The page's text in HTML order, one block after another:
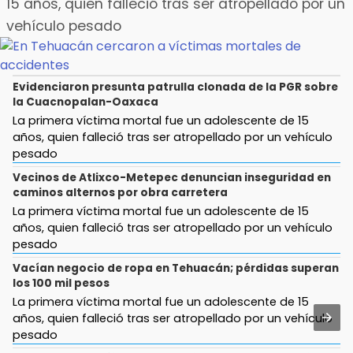
15:49
Indigna a madre de Karla Valeria publicación de
su yerno Yeudiel
15:19
Clausuran locales del mercado de
Huauchinango; locatarios exigen soluciones
14:55
Escuelas de Molcaxac y Tehuitzingo anuncian
inscripciones 2026-2027
14:49
Basura da mala imagen a la feria de San
Salvador El Seco
14:36
Inician las finales del Campeonato Nacional
Infantil, Juvenil y de Escaramuzas Puebla 2026
14:32
Aug 1 , 11:17
Buscan a Antonio Méndez tras hallar sin vida a
su hijastro en Atzitzihuacan
Aug 1 , 15:59
Muere hermano del alcalde durante maniobras
en carretera de Tlaxco
Aug 1 , 20:23
AMIZ cerró ciclo 2026 con prácticas militares
en selva de Veracruz
Aug 1 , 14:04
Protección Civil dictaminó seguro el mástil de
Los Voladores de Papantla en Izúcar de
Matamoros tras 24 de julio
Aug 2 , 12:34
Alumnos de la AMIZ Puebla son forzados a
reproducir violencias: activista
Aug 2 , 14:47
15 años, quien falleció tras ser atropellado por un
vehículo pesado
Evidenciaron presunta patrulla clonada de la PGR sobre
la Cuacnopalan-Oaxaca
La primera víctima mortal fue un adolescente de 15
años, quien falleció tras ser atropellado por un vehículo
pesado
Vecinos de Atlixco-Metepec denuncian inseguridad en
caminos alternos por obra carretera
La primera víctima mortal fue un adolescente de 15
años, quien falleció tras ser atropellado por un vehículo
pesado
Vacían negocio de ropa en Tehuacán; pérdidas superan
los 100 mil pesos
La primera víctima mortal fue un adolescente de 15
años, quien falleció tras ser atropellado por un vehículo
pesado